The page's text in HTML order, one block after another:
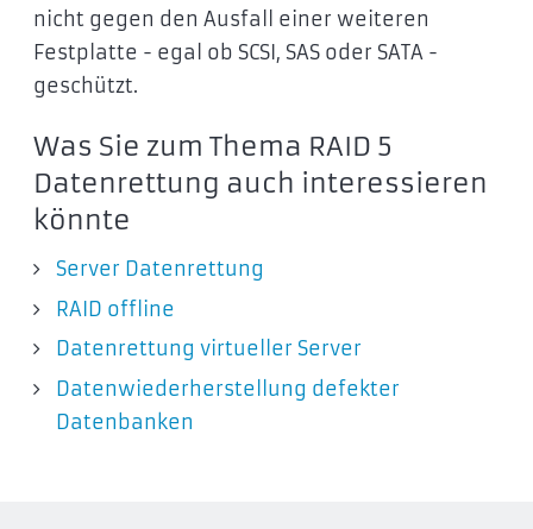
nicht gegen den Ausfall einer weiteren
Festplatte - egal ob SCSI, SAS oder SATA -
geschützt.
Was Sie zum Thema RAID 5
Datenrettung auch interessieren
könnte
Server Datenrettung
RAID offline
Datenrettung virtueller Server
Datenwiederherstellung defekter
Datenbanken